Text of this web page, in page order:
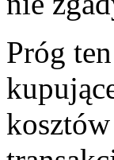
Próg